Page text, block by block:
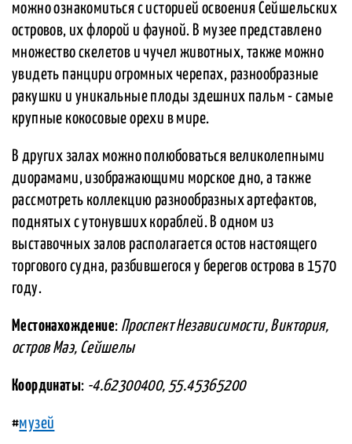
можно ознакомиться с историей освоения Сейшельских
островов, их флорой и фауной. В музее представлено
множество скелетов и чучел животных, также можно
увидеть панцири огромных черепах, разнообразные
ракушки и уникальные плоды здешних пальм - самые
крупные кокосовые орехи в мире.
В других залах можно полюбоваться великолепными
диорамами, изображающими морское дно, а также
рассмотреть коллекцию разнообразных артефактов,
поднятых с утонувших кораблей. В одном из
выставочных залов располагается остов настоящего
торгового судна, разбившегося у берегов острова в 1570
году.
Местонахождение: Проспект Независимости, Виктория,
остров Маэ, Сейшелы
Координаты: -4.62300400, 55.45365200
#музей